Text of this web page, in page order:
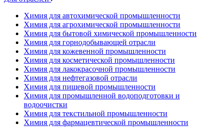
Химия для автохимической промышленности
Химия для агрохимической промышленности
Химия для бытовой химической промышленности
Химия для горнодобывающей отрасли
Химия для кожевенной промышленности
Химия для косметической промышленности
Химия для лакокрасочной промышленности
Химия для нефтегазовой отрасли
Химия для пищевой промышленности
Химия для промышленной водоподготовки и
водоочистки
Химия для текстильной промышленности
Химия для фармацевтической промышленности